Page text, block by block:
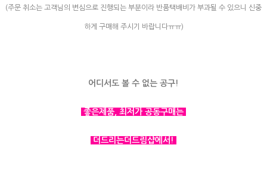
(주문 취소는 고객님의 변심으로 진행되는 부분이라 반품택배비가 부과될 수 있으니 신중
하게 구매해 주시기 바랍니다ㅠㅠ)
어디서도 볼 수 없는 공구!
좋은제품, 최저가 공동구매는
더드리는더드림샵에서!